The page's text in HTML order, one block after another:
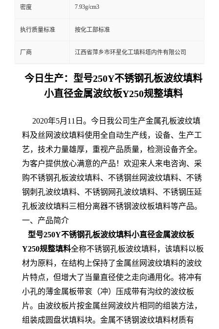
密度 7.93g/cm3
执行质量标准 按化工部标准
厂商 江西省萍乡市环星化工填料塔内件有限公司
今日生产：型号250Y不锈钢孔板波纹填料
小直径金属波纹板Y250规整填料
2020年5月11日。今日我公司生产金属孔板波纹填
料及丝网波纹填料使用全自动生产线，设备、生产工
艺，技术力量雄厚，重视产品质量，检测设备齐全。
为客户提供放心满意的产品！欢迎来人来电咨询、采
购不锈钢孔板波纹填料、不锈钢丝网波纹填料、不锈
钢刺孔波纹填料、不锈钢网孔波纹填料、不锈钢压延
孔板波纹填料三相分离器不锈钢波纹板填料等产品。
一、产品简介
型号250Y不锈钢孔板波纹填料小直径金属波纹板
Y250规整填料全称不锈钢孔板波纹填料，该填料以板
材为原料，在结构上保持了金属丝网波纹填料的波纹
片特点，但增大了当量直径使之走向通用化。将冲有
小孔的薄金属板带衮（冲）压成带有沟纹的波纹板
片。由波纹板片按金属丝网波纹片相同的组装方法，
组装成圆盘状填料块。金属不锈钢波纹填料材质有